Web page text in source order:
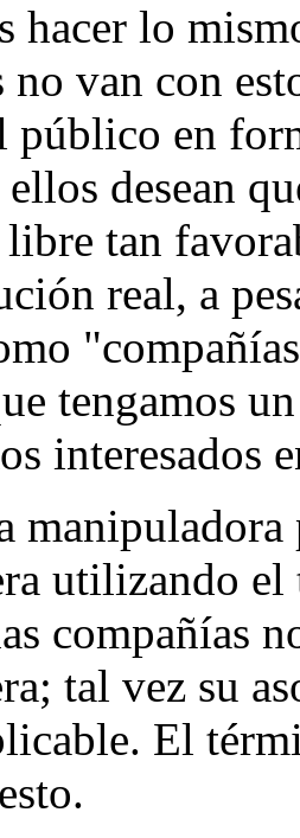
hacer lo
van con
en
desean
tan
real, a
tengamos
interesados
utilizando
compañías
tal vez su
El